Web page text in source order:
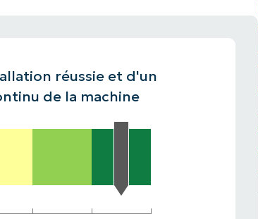
réussie et d'un
de la machine